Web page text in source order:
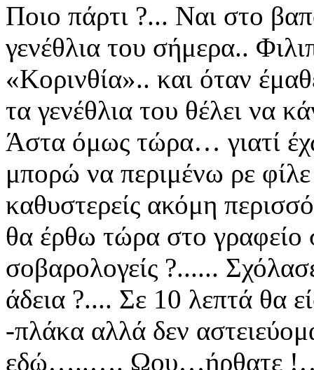
Ποιο πάρτι ?... Ναι στο
γενέθλια του σήμερα..
«Κορινθία».. και όταν
τα γενέθλια του θέλει να
Άστα όμως τώρα… γιατί
μπορώ να περιμένω ρε φίλε
καθυστερείς ακόμη
θα έρθω τώρα στο
σοβαρολογείς ?......
άδεια ?.... Σε 10 λεπτά θα
-πλάκα αλλά δεν
εδώ…..…. Ωου…ήρθατε